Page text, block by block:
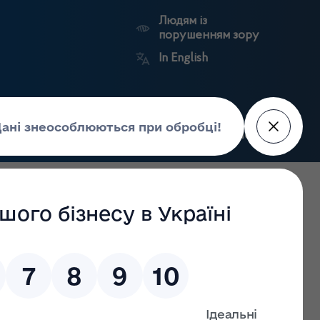
Людям із
порушенням зору
In English
центр Пошук
нагляд
реєстри
портал
Держлікслужби